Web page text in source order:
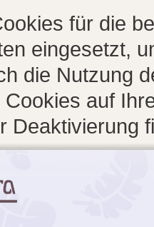
für die
eingesetzt,
die Nutzung
auf
Deaktivierung